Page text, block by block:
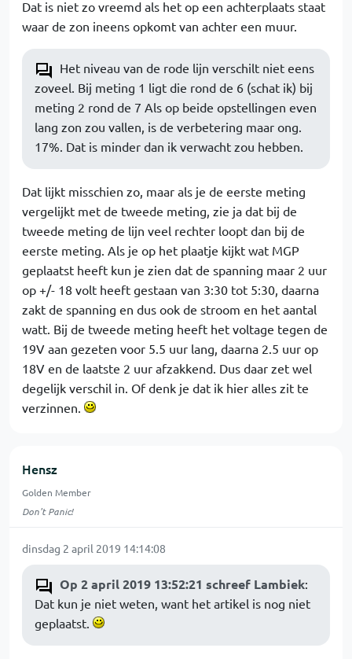
Dat is niet zo vreemd als het op een achterplaats staat
waar de zon ineens opkomt van achter een muur.
Het niveau van de rode lijn verschilt niet eens
zoveel. Bij meting 1 ligt die rond de 6 (schat ik) bij
meting 2 rond de 7 Als op beide opstellingen even
lang zon zou vallen, is de verbetering maar ong.
17%. Dat is minder dan ik verwacht zou hebben.
Dat lijkt misschien zo, maar als je de eerste meting
vergelijkt met de tweede meting, zie ja dat bij de
tweede meting de lijn veel rechter loopt dan bij de
eerste meting. Als je op het plaatje kijkt wat MGP
geplaatst heeft kun je zien dat de spanning maar 2 uur
op +/- 18 volt heeft gestaan van 3:30 tot 5:30, daarna
zakt de spanning en dus ook de stroom en het aantal
watt. Bij de tweede meting heeft het voltage tegen de
19V aan gezeten voor 5.5 uur lang, daarna 2.5 uur op
18V en de laatste 2 uur afzakkend. Dus daar zet wel
degelijk verschil in. Of denk je dat ik hier alles zit te
verzinnen.
Hensz
Golden Member
Don't Panic!
dinsdag 2 april 2019 14:14:08
Op 2 april 2019 13:52:21 schreef Lambiek:
Dat kun je niet weten, want het artikel is nog niet
geplaatst.